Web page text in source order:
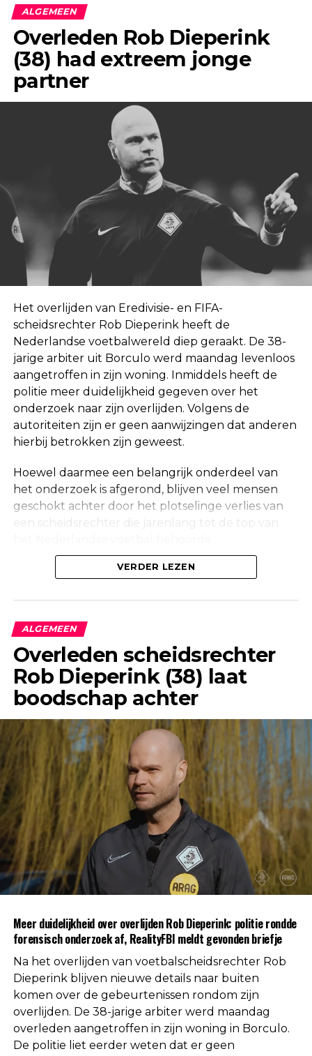
ALGEMEEN
Overleden Rob Dieperink
(38) had extreem jonge
partner
Het overlijden van Eredivisie- en FIFA-
scheidsrechter Rob Dieperink heeft de
Nederlandse voetbalwereld diep geraakt. De 38-
jarige arbiter uit Borculo werd maandag levenloos
aangetroffen in zijn woning. Inmiddels heeft de
politie meer duidelijkheid gegeven over het
onderzoek naar zijn overlijden. Volgens de
autoriteiten zijn er geen aanwijzingen dat anderen
hierbij betrokken zijn geweest.
Hoewel daarmee een belangrijk onderdeel van
het onderzoek is afgerond, blijven veel mensen
geschokt achter door het plotselinge verlies van
een scheidsrechter die jarenlang tot de top van
Onderzoek na vondst in woning
Maandag werd in een woning aan de Korte
Molenstraat in Borculo een overleden persoon
aangetroffen. Kort daarna bevestigde de politie
dat er onderzoek werd gedaan naar de
omstandigheden van het overlijden.
Ook een forensisch onderzoeksteam kwam ter
plaatse om de situatie zorgvuldig in kaart te
brengen. Dergelijke onderzoeken maken
standaard deel uit van een procedure wanneer de
oorzaak van een overlijden nog niet direct
duidelijk is.
Na afronding van de eerste onderzoeksfase liet de
politie weten dat er geen aanwijzingen zijn
gevonden voor betrokkenheid van andere
personen. Daarmee is die mogelijkheid volgens de
autoriteiten uitgesloten.
worden geen verdere mededelingen gedaan over
de doodsoorzaak.
Een vaste waarde in de Nederlandse
arbitrage
Met het overlijden van Rob Dieperink verliest het
VERDER LEZEN
ALGEMEEN
Overleden scheidsrechter
Rob Dieperink (38) laat
boodschap achter
Meer duidelijkheid over overlijden Rob Dieperink: politie rondde
forensisch onderzoek af, RealityFBI meldt gevonden briefje
Na het overlijden van voetbalscheidsrechter Rob
Dieperink blijven nieuwe details naar buiten
komen over de gebeurtenissen rondom zijn
overlijden. De 38-jarige arbiter werd maandag
overleden aangetroffen in zijn woning in Borculo.
De politie liet eerder weten dat er geen